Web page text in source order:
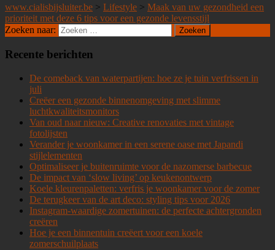
www.cialisbijsluiter.be > Lifestyle > Maak van uw gezondheid een
prioriteit met deze 6 tips voor een gezonde levensstijl
Zoeken naar:
Recente berichten
De comeback van waterpartijen: hoe ze je tuin verfrissen in
juli
Creëer een gezonde binnenomgeving met slimme
luchtkwaliteitsmonitors
Van oud naar nieuw: Creative renovaties met vintage
fotolijsten
Verander je woonkamer in een serene oase met Japandi
stijlelementen
Optimaliseer je buitenruimte voor de nazomerse barbecue
De impact van ‘slow living’ op keukenontwerp
Koele kleurenpaletten: verfris je woonkamer voor de zomer
De terugkeer van de art deco: styling tips voor 2026
Instagram-waardige zomertuinen: de perfecte achtergronden
creëren
Hoe je een binnentuin creëert voor een koele
zomerschuilplaats